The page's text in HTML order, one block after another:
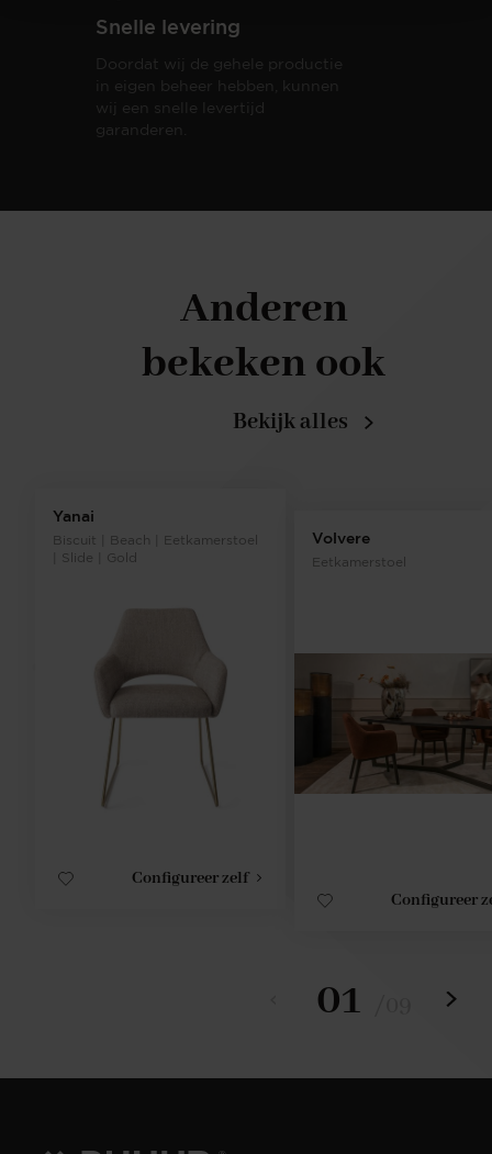
Snelle levering
Doordat wij de gehele productie
in eigen beheer hebben, kunnen
wij een snelle levertijd
garanderen.
Yanai
Biscuit | Beach | Eetkamerstoel
| Slide | Gold
Configureer zelf
Volvere
Eetkamerstoel
Configureer
Anderen
bekeken ook
Bekijk alles
01